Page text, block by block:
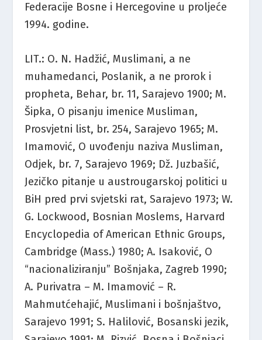
Federacije Bosne i Hercegovine u proljeće
1994. godine.
LIT.: O. N. Hadžić, Muslimani, a ne
muhamedanci, Poslanik, a ne prorok i
propheta, Behar, br. 11, Sarajevo 1900; M.
Šipka, O pisanju imenice Musliman,
Prosvjetni list, br. 254, Sarajevo 1965; M.
Imamović, O uvođenju naziva Musliman,
Odjek, br. 7, Sarajevo 1969; Dž. Juzbašić,
Jezičko pitanje u austrougarskoj politici u
BiH pred prvi svjetski rat, Sarajevo 1973; W.
G. Lockwood, Bosnian Moslems, Harvard
Encyclopedia of American Ethnic Groups,
Cambridge (Mass.) 1980; A. Isaković, O
“nacionaliziranju” Bošnjaka, Zagreb 1990;
A. Purivatra – M. Imamović – R.
Mahmutćehajić, Muslimani i bošnjaštvo,
Sarajevo 1991; S. Halilović, Bosanski jezik,